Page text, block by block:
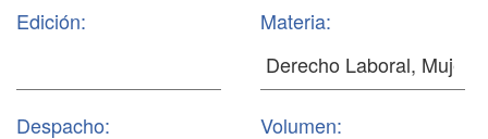
Edición: Materia:
Despacho: Volumen: